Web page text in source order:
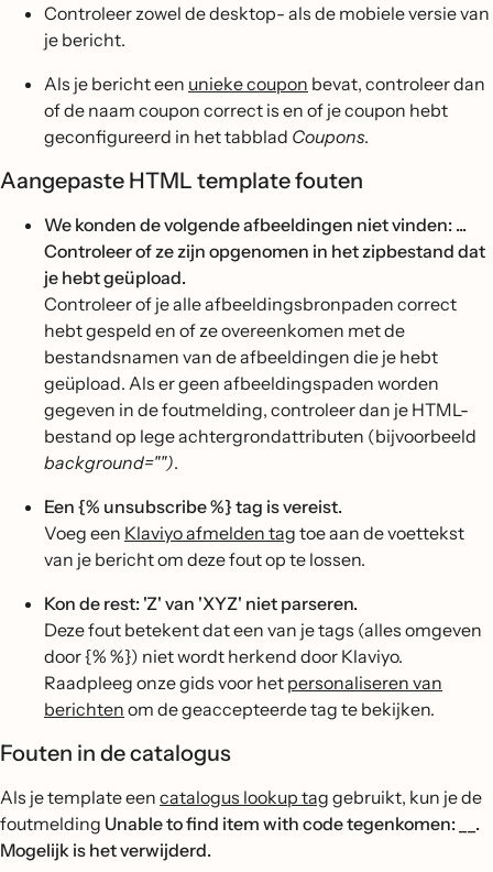
Controleer zowel de desktop- als de mobiele versie van
je bericht.
Als je bericht een unieke coupon bevat, controleer dan
of de naam coupon correct is en of je coupon hebt
geconfigureerd in het tabblad Coupons.
Aangepaste HTML template fouten
We konden de volgende afbeeldingen niet vinden: ...
Controleer of ze zijn opgenomen in het zipbestand dat
je hebt geüpload.
Controleer of je alle afbeeldingsbronpaden correct
hebt gespeld en of ze overeenkomen met de
bestandsnamen van de afbeeldingen die je hebt
geüpload. Als er geen afbeeldingspaden worden
gegeven in de foutmelding, controleer dan je HTML-
bestand op lege achtergrondattributen (bijvoorbeeld
background="").
Een {% unsubscribe %} tag is vereist.
Voeg een Klaviyo afmelden tag toe aan de voettekst
van je bericht om deze fout op te lossen.
Kon de rest: 'Z' van 'XYZ' niet parseren.
Deze fout betekent dat een van je tags (alles omgeven
door {% %}) niet wordt herkend door Klaviyo.
Raadpleeg onze gids voor het personaliseren van
berichten om de geaccepteerde tag te bekijken.
Fouten in de catalogus
Als je template een catalogus lookup tag gebruikt, kun je de
foutmelding Unable to find item with code tegenkomen: __.
Mogelijk is het verwijderd.